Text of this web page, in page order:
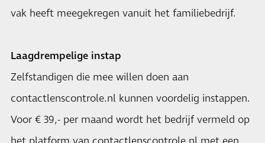
vak heeft meegekregen vanuit het familiebedrijf.
Laagdrempelige instap
Zelfstandigen die mee willen doen aan
contactlenscontrole.nl kunnen voordelig instappen.
Voor € 39,- per maand wordt het bedrijf vermeld op